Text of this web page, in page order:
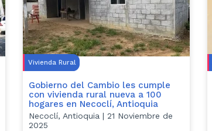
Vivienda Rural
Gobierno del Cambio les cumple
con vivienda rural nueva a 100
hogares en Necoclí, Antioquia
Necoclí, Antioquia | 21 Noviembre de
2025